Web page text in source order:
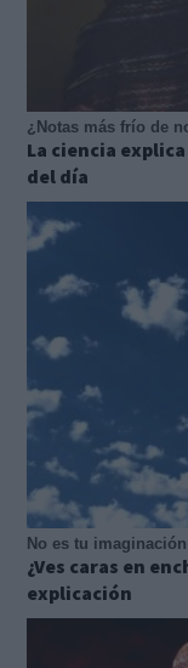
¿Notas más frío de
La ciencia
del día
No es tu imaginación
¿Ves caras en
explicación